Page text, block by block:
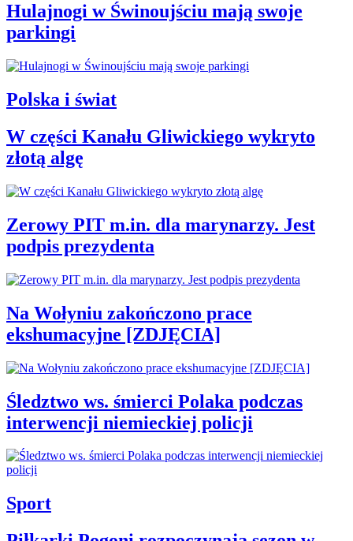
Hulajnogi w Świnoujściu mają swoje
parkingi
Polska i świat
W części Kanału Gliwickiego wykryto
złotą algę
Zerowy PIT m.in. dla marynarzy. Jest
podpis prezydenta
Na Wołyniu zakończono prace
ekshumacyjne [ZDJĘCIA]
Śledztwo ws. śmierci Polaka podczas
interwencji niemieckiej policji
Sport